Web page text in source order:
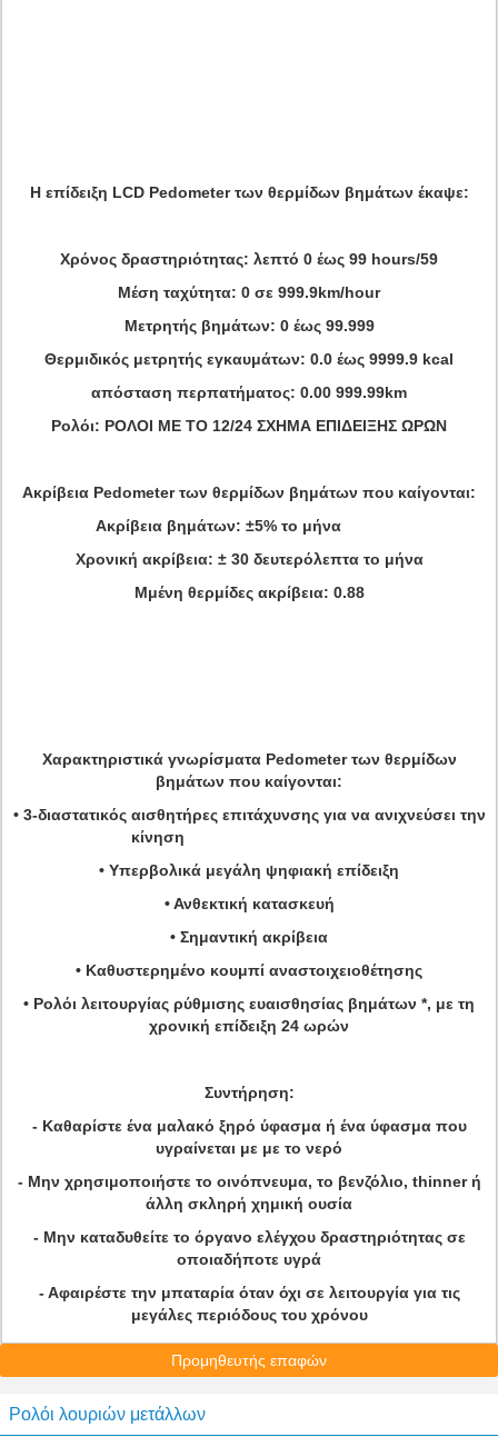
Η επίδειξη LCD Pedometer των θερμίδων βημάτων έκαψε:
Χρόνος δραστηριότητας: λεπτό 0 έως 99 hours/59
Μέση ταχύτητα: 0 σε 999.9km/hour
Μετρητής βημάτων: 0 έως 99.999
Θερμιδικός μετρητής εγκαυμάτων: 0.0 έως 9999.9 kcal
απόσταση περπατήματος: 0.00 999.99km
Ρολόι: ΡΟΛΟΙ ΜΕ ΤΟ 12/24 ΣΧΗΜΑ ΕΠΙΔΕΙΞΗΣ ΩΡΩΝ
Ακρίβεια Pedometer των θερμίδων βημάτων που καίγονται:
Ακρίβεια βημάτων: ±5% το μήνα
Χρονική ακρίβεια: ± 30 δευτερόλεπτα το μήνα
Μμένη θερμίδες ακρίβεια: 0.88
Χαρακτηριστικά γνωρίσματα Pedometer των θερμίδων
βημάτων που καίγονται:
• 3-διαστατικός αισθητήρες επιτάχυνσης για να ανιχνεύσει την
κίνηση
• Υπερβολικά μεγάλη ψηφιακή επίδειξη
• Ανθεκτική κατασκευή
• Σημαντική ακρίβεια
• Καθυστερημένο κουμπί αναστοιχειοθέτησης
• Ρολόι λειτουργίας ρύθμισης ευαισθησίας βημάτων *, με τη
χρονική επίδειξη 24 ωρών
Συντήρηση:
- Καθαρίστε ένα μαλακό ξηρό ύφασμα ή ένα ύφασμα που
υγραίνεται με με το νερό
- Μην χρησιμοποιήστε το οινόπνευμα, το βενζόλιο, thinner ή
άλλη σκληρή χημική ουσία
- Μην καταδυθείτε το όργανο ελέγχου δραστηριότητας σε
οποιαδήποτε υγρά
- Αφαιρέστε την μπαταρία όταν όχι σε λειτουργία για τις
μεγάλες περιόδους του χρόνου
Προμηθευτής επαφών
Ρολόι λουριών μετάλλων